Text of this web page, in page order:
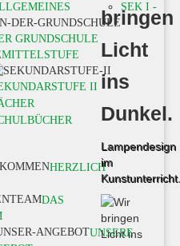
bringen
Licht
ins
Dunkel.
Lampendesign
im
Kunstunterricht.
GRUNDSCHULE
SEK I -
MITTELSTUFE
II
HERZLICH
DAS
UNSERE